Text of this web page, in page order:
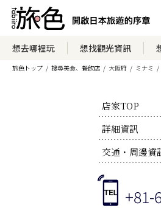
想去哪裡玩 想找觀光資訊
旅色トップ 搜尋美食、餐飲店 大阪府 ミナミ
店家TOP
詳細資訊
交通・周邊資
+81-